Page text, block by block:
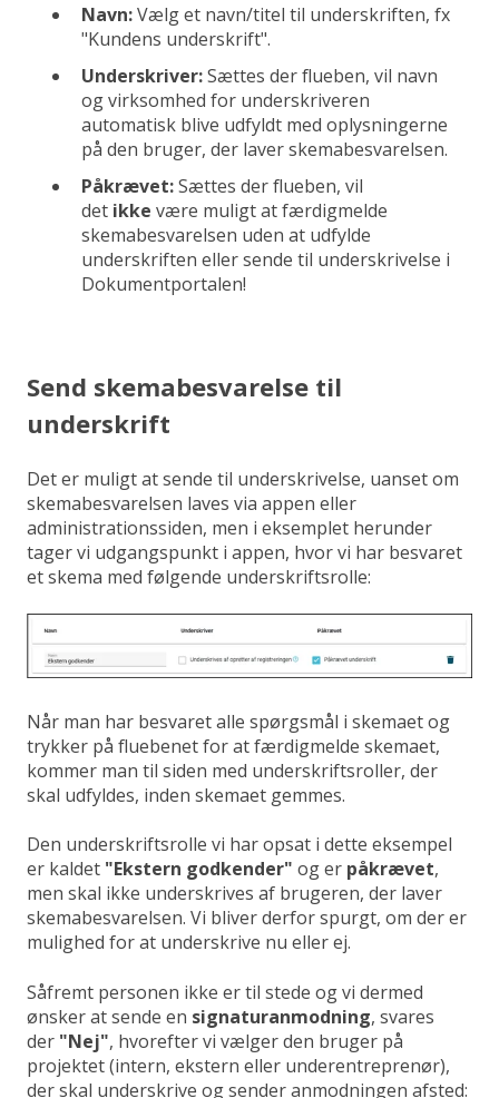
Navn:Vælg et navn/titel til underskriften, fx
"Kundens underskrift".
Underskriver:Sættes der flueben, vil navn
og virksomhed for underskriveren
automatisk blive udfyldt med oplysningerne
på den bruger, der laver skemabesvarelsen.
Påkrævet:Sættes der flueben, vil
det ikke være muligt at færdigmelde
skemabesvarelsen uden at udfylde
underskriften eller sende til underskrivelse i
Dokumentportalen!
Send skemabesvarelse til
underskrift
Det er muligt at sende til underskrivelse, uanset om
skemabesvarelsen laves via appen eller
administrationssiden, men i eksemplet herunder
tager vi udgangspunkt i appen, hvor vi har besvaret
et skema med følgende underskriftsrolle:
Når man har besvaret alle spørgsmål i skemaet og
trykker på fluebenet for at færdigmelde skemaet,
kommer man til siden med underskriftsroller, der
skal udfyldes, inden skemaet gemmes.
Den underskriftsrolle vi har opsat i dette eksempel
er kaldet "Ekstern godkender" og er påkrævet,
men skal ikke underskrives af brugeren, der laver
skemabesvarelsen. Vi bliver derfor spurgt, om der er
mulighed for at underskrive nu eller ej.
Såfremt personen ikke er til stede og vi dermed
ønsker at sende en signaturanmodning, svares
der "Nej", hvorefter vi vælger den bruger på
projektet (intern, ekstern eller underentreprenør),
der skal underskrive og sender anmodningen afsted: